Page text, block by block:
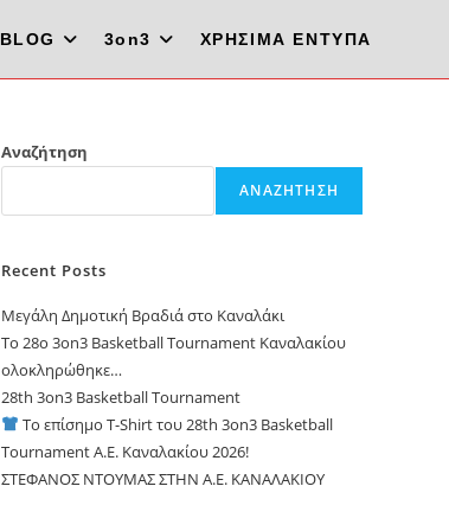
BLOG 3on3 ΧΡΗΣΙΜΑ ΕΝΤΥΠΑ
Αναζήτηση
ΑΝΑΖΉΤΗΣΗ
Recent Posts
Μεγάλη Δημοτική Βραδιά στο Καναλάκι
Το 28ο 3on3 Basketball Tournament Καναλακίου
ολοκληρώθηκε…
28th 3on3 Basketball Tournament
Το επίσημο T-Shirt του 28th 3on3 Basketball
Tournament A.E. Καναλακίου 2026!
ΣΤΕΦΑΝΟΣ ΝΤΟΥΜΑΣ ΣΤΗΝ Α.Ε. ΚΑΝΑΛΑΚΙΟΥ